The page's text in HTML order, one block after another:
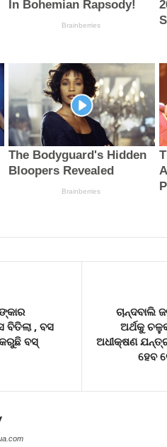
ବିତିଲା , ବସ
କରୁଛି ବସ୍‌
ଚାନ୍ଦବାଲି
ଅର୍ଥକୁ
ଅଧୀକ୍ଷଣ
ହେବ